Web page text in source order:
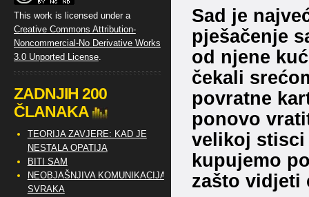
Sad je
pješačenje
od njene
čekali
povratne
ponovo
velikoj stisci
kupujemo
zašto vidjeti
This work is licensed under a
Creative Commons Attribution-
Noncommercial-No Derivative Works
3.0 Unported License.
ZADNJIH 200
ČLANAKA
TEORIJA ZAVJERE: KAD JE
NESTALA OPATIJA
BITI SAM
NEOBJAŠNJIVA KOMUNIKACIJA
SVRAKA